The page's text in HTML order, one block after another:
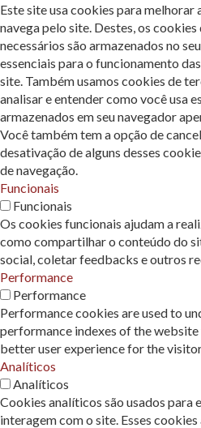
Este site usa cookies para melhorar
navega pelo site. Destes, os
necessários são armazenados no
essenciais para o funcionamento
site. Também usamos cookies de
analisar e entender como você usa
armazenados em seu navegador
Você também tem a opção de
desativação de alguns desses
de navegação.
Funcionais
Funcionais
Os cookies funcionais ajudam a
como compartilhar o conteúdo do
social, coletar feedbacks e outros
Performance
Performance
Performance cookies are used to
performance indexes of the
better user experience for the
Analíticos
Analíticos
Cookies analíticos são usados ​​para
interagem com o site. Esses